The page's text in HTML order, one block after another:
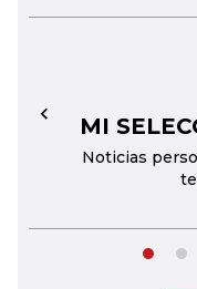
MI
Noticias
←